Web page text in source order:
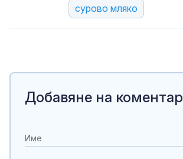
сурово мляко
Добавяне на коментар